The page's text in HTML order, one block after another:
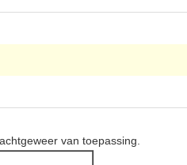
van toepassing.